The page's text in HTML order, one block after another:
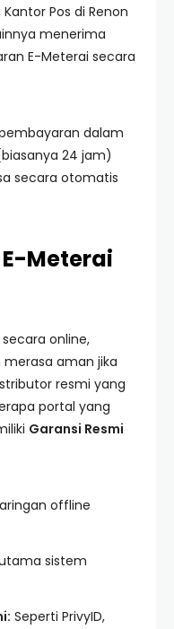
Pos di Renon
menerima
E-Meterai secara
dalam
24 jam)
secara otomatis
Meterai
online,
merasa aman jika
resmi yang
portal yang
Garansi Resmi
offline
sistem
Seperti PrivyID,